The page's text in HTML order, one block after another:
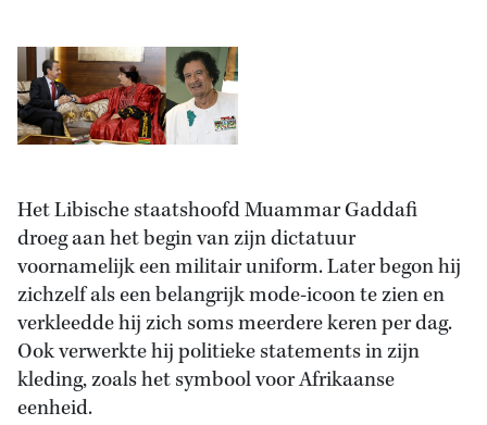
Het Libische staatshoofd Muammar Gaddafi
droeg aan het begin van zijn dictatuur
voornamelijk een militair uniform. Later begon hij
zichzelf als een belangrijk mode-icoon te zien en
verkleedde hij zich soms meerdere keren per dag.
Ook verwerkte hij politieke statements in zijn
kleding, zoals het symbool voor Afrikaanse
eenheid.